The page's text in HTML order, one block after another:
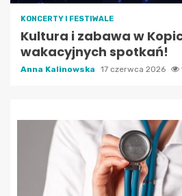
KONCERTY I FESTIWALE
Kultura i zabawa w
wakacyjnych spotkań!
Anna Kalinowska 17 czerwca 2026